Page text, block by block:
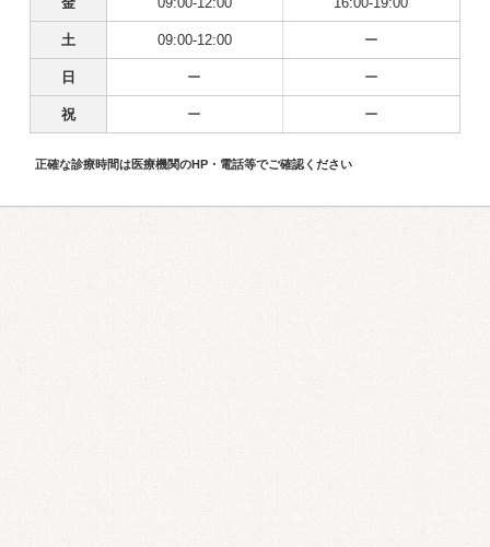
土 09:00-12:00 ー
日 ー ー
祝 ー ー
正確な診療時間は医療機関のHP・電話等でご確認ください